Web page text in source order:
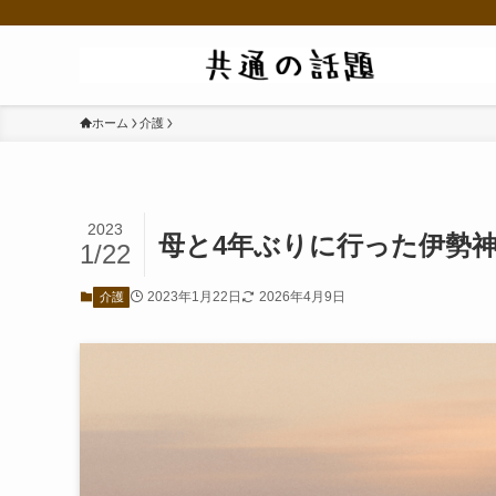
ホーム 介護
母と4年ぶりに行った伊勢
2023
1/22
介護 2023年1月22日 2026年4月9日